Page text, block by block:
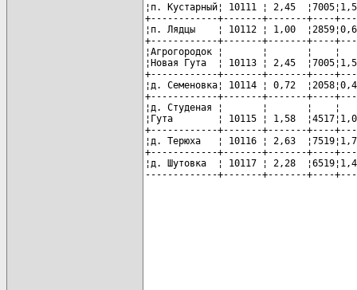
¦п. Кустарный¦ 10111 ¦ 2,45
+------------+-------+-------+----
¦п. Лядцы    ¦ 10112 ¦ 1,00
+------------+-------+-------+----
¦Агрогородок ¦       ¦       ¦
¦Новая Гута  ¦ 10113 ¦ 2,45
+------------+-------+-------+----
¦д. Семеновка¦ 10114 ¦ 0,72
+------------+-------+-------+----
¦д. Студеная ¦       ¦       ¦
¦Гута        ¦ 10115 ¦ 1,58
+------------+-------+-------+----
¦д. Терюха   ¦ 10116 ¦ 2,63
+------------+-------+-------+----
¦д. Шутовка  ¦ 10117 ¦ 2,28
-------------+-------+-------+----